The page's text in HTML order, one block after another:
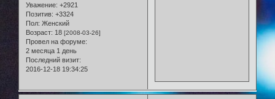
Уважение: +2921
Позитив: +3324
Пол: Женский
Возраст: 18 [2008-03-26]
Провел на форуме:
2 месяца 1 день
Последний визит:
2016-12-18 19:34:25